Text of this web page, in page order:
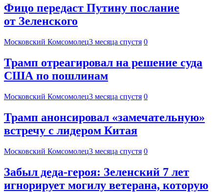
Фицо передаст Путину послание
от Зеленского
Московский Комсомолец3 месяца спустя 0
Трамп отреагировал на решение суда
США по пошлинам
Московский Комсомолец3 месяца спустя 0
Трамп анонсировал «замечательную»
встречу с лидером Китая
Московский Комсомолец3 месяца спустя 0
Забыл деда-героя: Зеленский 7 лет
игнорирует могилу ветерана, которую